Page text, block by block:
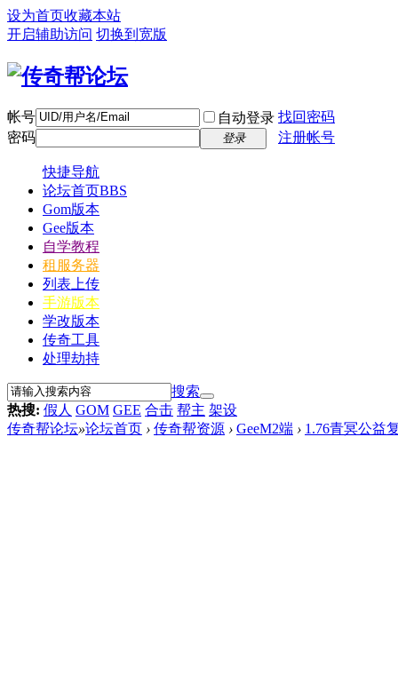
设为首页收藏本站
开启辅助访问 切换到宽版
帐号 自动登录 找回密码
密码
登录 注册帐号
快捷导航
论坛首页BBS
Gom版本
Gee版本
自学教程
租服务器
列表上传
手游版本
学改版本
传奇工具
处理劫持
搜索
热搜: 假人 GOM GEE 合击 帮主 架设
传奇帮论坛»论坛首页 › 传奇帮资源 › GeeM2端 › 1.76青冥公益